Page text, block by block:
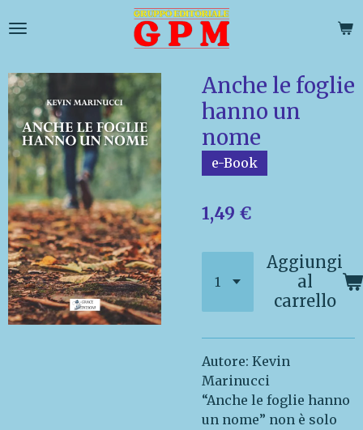
al
principale
Anche le foglie
hanno un
nome
e-Book
1,49 €
Aggiungi
al
carrello
Autore: Kevin
Marinucci
“Anche le foglie hanno
un nome” non è solo